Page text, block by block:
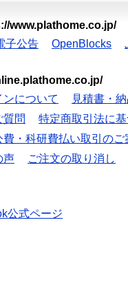
www.plathome.co.jp/
子公告 OpenBlocks
について
見積書・
質問
特定商取引法に
費・科研費払い取引のご
声 ご注文の取り消し
公式ページ